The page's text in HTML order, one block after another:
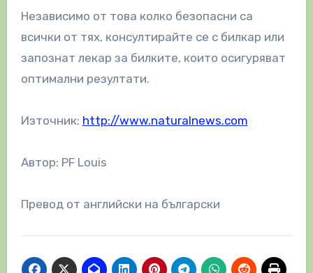
Независимо от това колко безопасни са
всички от тях, консултирайте се с билкар или
запознат лекар за билките, които осигуряват
оптимални резултати.
Източник: http://www.naturalnews.com
Автор: PF Louis
Превод от английски на български